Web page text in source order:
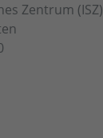
Zentrum (ISZ)